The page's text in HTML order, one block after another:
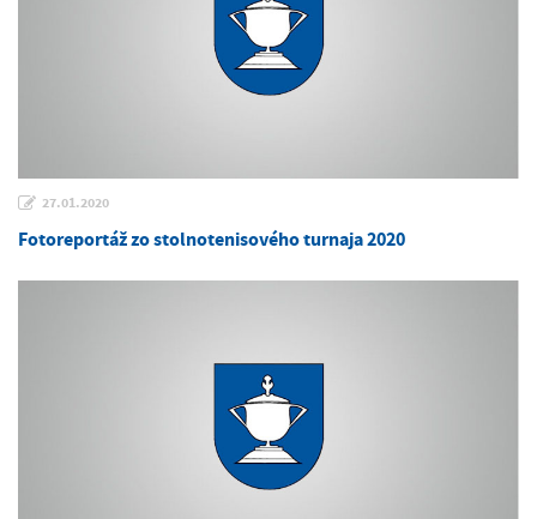
27.01.2020
Fotoreportáž zo stolnotenisového turnaja 2020